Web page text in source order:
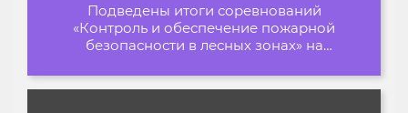
Подведены итоги соревнований
«Контроль и обеспечение пожарной
безопасности в лесных зонах» на